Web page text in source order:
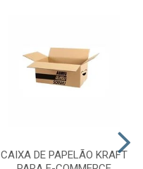
CAIXA DE PAPELÃO KRAFT